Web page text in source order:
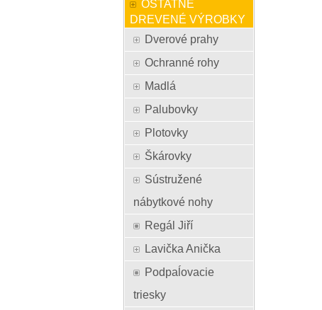
OSTATNÉ
DREVENÉ VÝROBKY
Dverové prahy
Ochranné rohy
Madlá
Palubovky
Plotovky
Škárovky
Sústružené
nábytkové nohy
Regál Jiří
Lavička Anička
Podpaĺovacie
triesky